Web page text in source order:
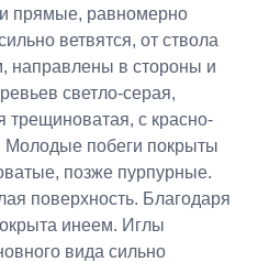
прямые, равномерно
ветвятся, от ствола
направлены в стороны и
светло-серая,
трещиноватая, с красно-
побеги покрыты
позже пурпурные.
поверхность. Благодаря
инеем. Иглы
вида сильно